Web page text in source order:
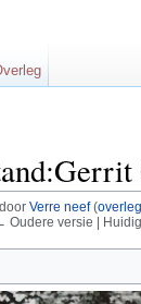
Verre neef (overleg
Oudere versie |